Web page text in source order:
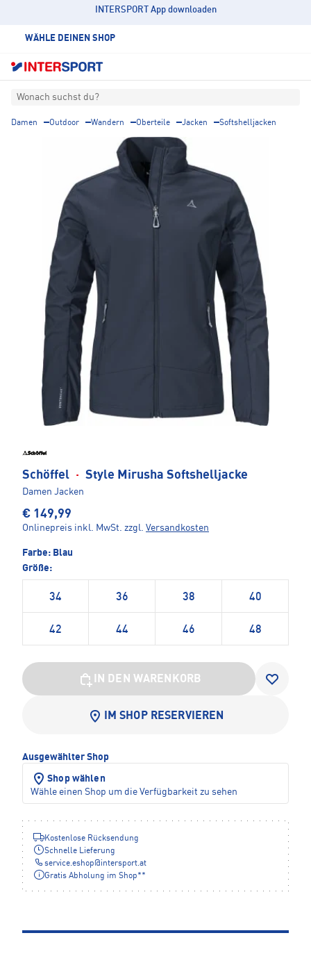
INTERSPORT App downloaden
WÄHLE DEINEN SHOP
Wonach suchst du?
Damen Outdoor Wandern Oberteile Jacken Softshelljacken
Schöffel · Style Mirusha Softshelljacke
Damen Jacken
€ 149,99
Onlinepreis inkl. MwSt. zzgl. Versandkosten
Farbe: Blau
Größe:
34 36 38 40
42 44 46 48
IN DEN WARENKORB
IM SHOP RESERVIEREN
Ausgewählter Shop
Shop wählen
Wähle einen Shop um die Verfügbarkeit zu sehen
Kostenlose Rücksendung
Schnelle Lieferung
service.eshop@ intersport.at
Gratis Abholung im Shop**